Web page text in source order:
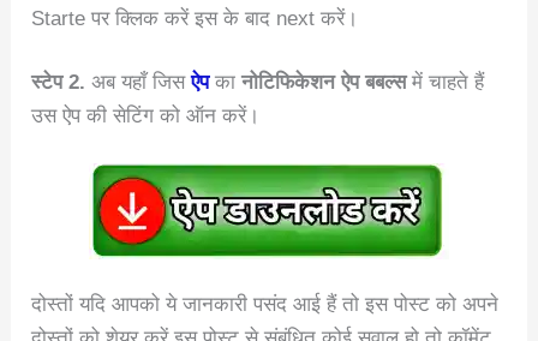
Starte पर क्लिक करें इस के बाद next करें।
स्टेप 2. अब यहाँ जिसऐपका नोटिफिकेशन ऐप बबल्समें चाहते हैं
उस ऐप की सेटिंग को ऑन करें।
दोस्तों यदि आपको ये जानकारी पसंद आई हैं तो इस पोस्ट को अपने